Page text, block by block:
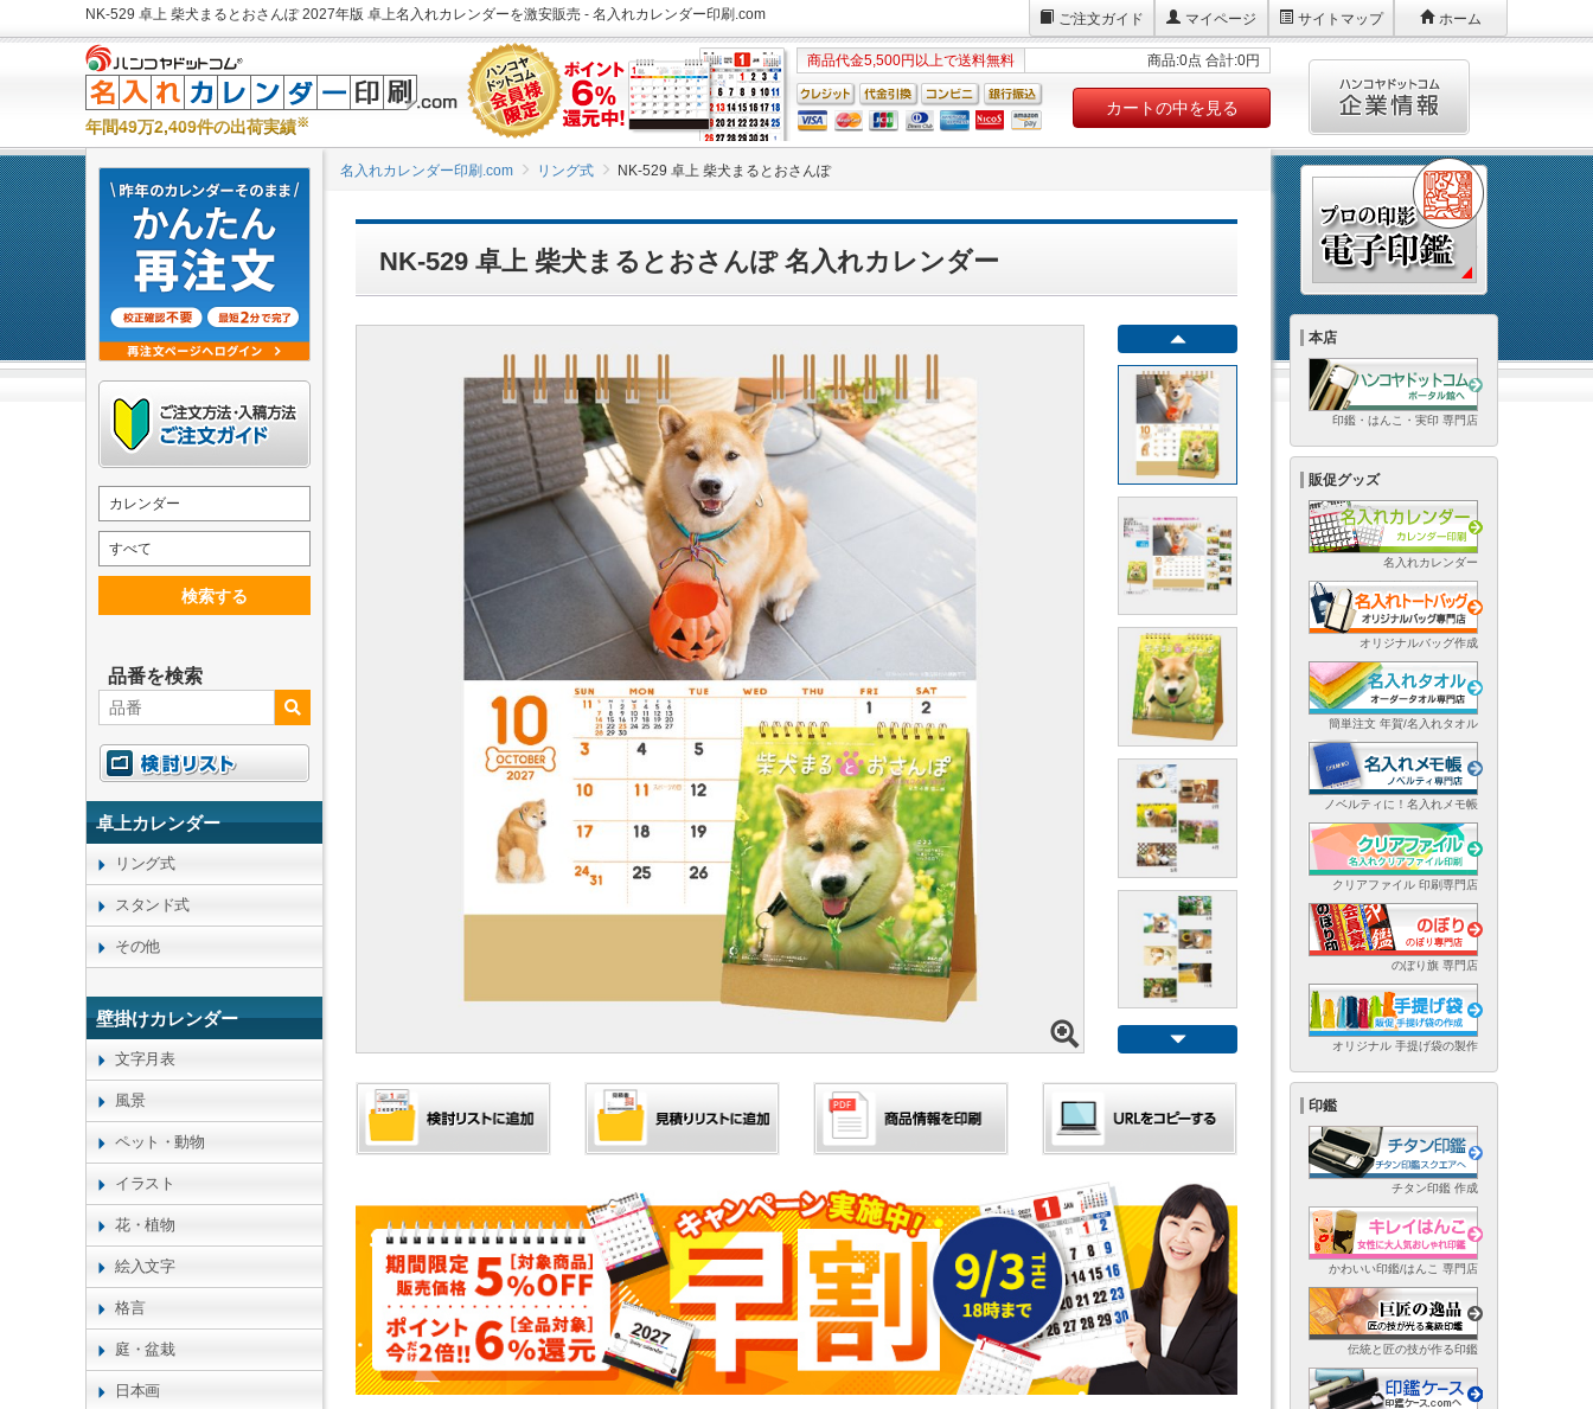
NK-529 卓上 柴犬まるとおさんぽ 2027年版 卓上名入れカレンダーを激安販売 - 名入れカレンダー印刷.com ご注文ガイド マイページ サイトマップ ホーム
年間49万2,409件の出荷実績※
商品代金5,500円以上で送料無料 商品:0点 合計:0円
カートの中を見る
名入れカレンダー印刷.com リング式 NK-529 卓上 柴犬まるとおさんぽ
NK-529 卓上 柴犬まるとおさんぽ 名入れカレンダー
カレンダー
すべて
検索する
品番を検索
卓上カレンダー
リング式
スタンド式
その他
壁掛けカレンダー
文字月表
風景
ペット・動物
イラスト
花・植物
絵入文字
格言
庭・盆栽
日本画
本店
印鑑・はんこ・実印 専門店
販促グッズ
名入れカレンダー
オリジナルバッグ作成
簡単注文 年賀/名入れタオル
ノベルティに！名入れメモ帳
クリアファイル 印刷専門店
のぼり旗 専門店
オリジナル 手提げ袋の製作
印鑑
チタン印鑑 作成
かわいい印鑑/はんこ 専門店
伝統と匠の技が作る印鑑